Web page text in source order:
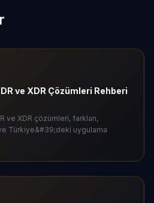
ve XDR Çözümleri Rehberi
ve XDR çözümleri, farkları,
Türkiye&#39;deki uygulama